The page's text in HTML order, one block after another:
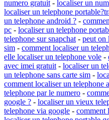
numero gratuit - localiser un
localiser un telephone
un telephone android ? -
pc - localiser un telephone
telephone sur snapchat - peut on
sim - comment localiser un
elle localiser un telephone vole -
avec imei gratuit - localiser un
un telephone sans carte sim -
comment localiser un telephone
telephone par le numero -
google ? - localiser un vieux
telephone via google - comment